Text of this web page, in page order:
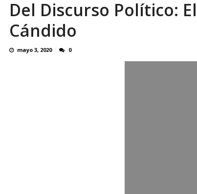
OVP denunció 15 años de
Del Discurso Político:
Cándido
mayo 3, 2020 0